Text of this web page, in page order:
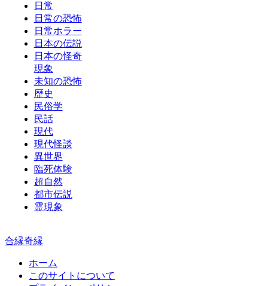
日常
日常の恐怖
日常ホラー
日本の伝説
日本の怪奇
現象
未知の恐怖
歴史
民俗学
民話
現代
現代怪談
異世界
臨死体験
超自然
都市伝説
霊現象
合縁奇縁
ホーム
このサイトについて